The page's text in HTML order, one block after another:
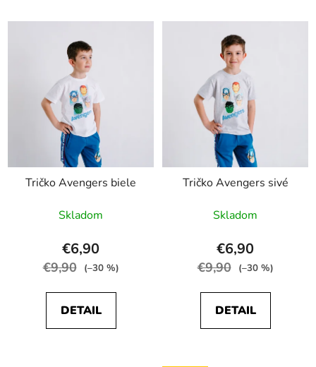
Tričko Avengers biele
Skladom
€6,90
€9,90 (–30 %)
DETAIL
Tričko Avengers sivé
Skladom
€6,90
€9,90 (–30 %)
DETAIL